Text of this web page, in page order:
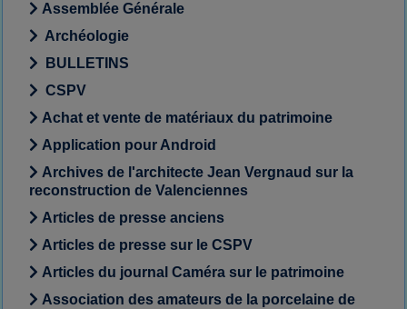
Assemblée Générale
Archéologie
BULLETINS
CSPV
Achat et vente de matériaux du patrimoine
Application pour Android
Archives de l'architecte Jean Vergnaud sur la
reconstruction de Valenciennes
Articles de presse anciens
Articles de presse sur le CSPV
Articles du journal Caméra sur le patrimoine
Association des amateurs de la porcelaine de